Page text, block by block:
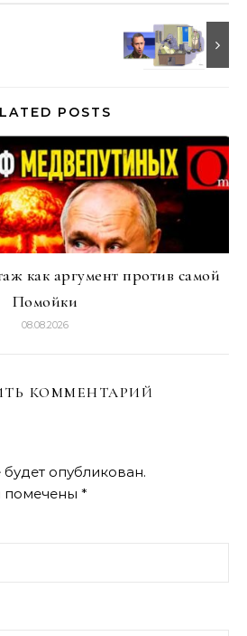
POSTS
как аргумент против самой
Помойки
08.08.2026
КОММЕНТАРИЙ
опубликован.
помечены *